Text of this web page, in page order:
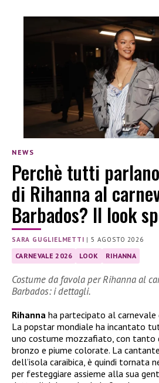
NEWS
Perchè tutti
di Rihanna al
Barbados? Il look
SARA GUGLIELMETTI |5 AGOSTO 2026
CARNEVALE 2026 LOOK RIHANNA
Costume da favola per Rihanna al
Barbados: i dettagli.
Rihanna ha partecipato al carnevale
La popstar mondiale ha incantato
uno costume mozzafiato, con tanto
bronzo e piume colorate. La
dell’isola caraibica, è quindi tornata
per festeggiare assieme alla sua